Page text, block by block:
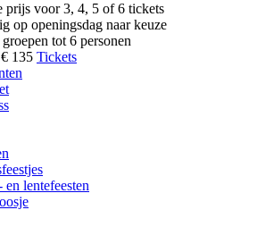
prijs voor 3, 4, 5 of 6 tickets
op openingsdag naar keuze
tot 6 personen
€ 135 Tickets
lentefeesten